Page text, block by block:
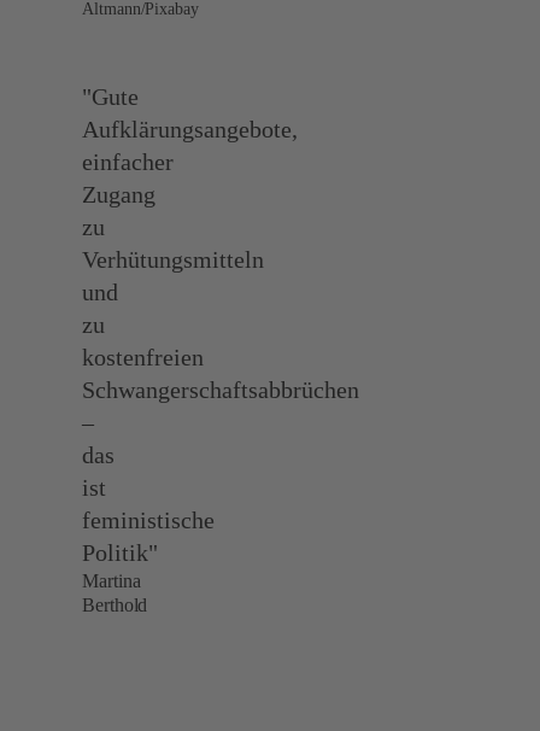
Altmann/Pixabay
"Gute
Aufklärungsangebote,
einfacher
Zugang
zu
Verhütungsmitteln
und
zu
kostenfreien
Schwangerschaftsabbrüchen
–
das
ist
feministische
Politik"
Martina
Berthold